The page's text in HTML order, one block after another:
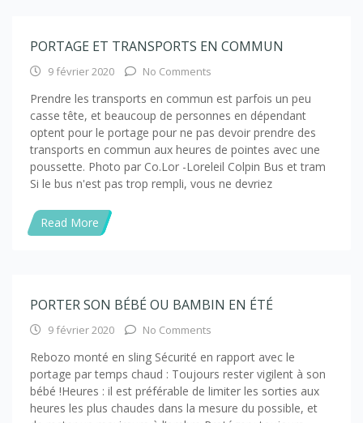
PORTAGE ET TRANSPORTS EN COMMUN
9 février 2020 No Comments
Prendre les transports en commun est parfois un peu
casse tête, et beaucoup de personnes en dépendant
optent pour le portage pour ne pas devoir prendre des
transports en commun aux heures de pointes avec une
poussette. Photo par Co.Lor -Loreleil Colpin Bus et tram
Si le bus n'est pas trop rempli, vous ne devriez
Read More
PORTER SON BÉBÉ OU BAMBIN EN ÉTÉ
9 février 2020 No Comments
Rebozo monté en sling Sécurité en rapport avec le
portage par temps chaud : Toujours rester vigilent à son
bébé !Heures : il est préférable de limiter les sorties aux
heures les plus chaudes dans la mesure du possible, et